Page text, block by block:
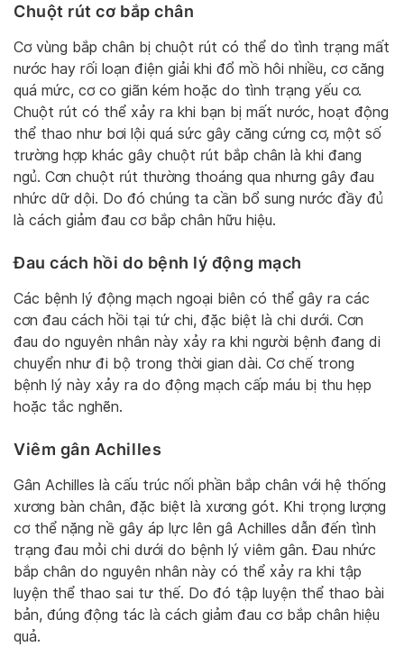
Chuột rút cơ bắp chân
Cơ vùng bắp chân bị chuột rút có thể do tình trạng mất
nước hay rối loạn điện giải khi đổ mồ hôi nhiều, cơ căng
quá mức, cơ co giãn kém hoặc do tình trạng yếu cơ.
Chuột rút có thể xảy ra khi bạn bị mất nước, hoạt động
thể thao như bơi lội quá sức gây căng cứng cơ, một số
trường hợp khác gây chuột rút bắp chân là khi đang
ngủ. Cơn chuột rút thường thoáng qua nhưng gây đau
nhức dữ dội. Do đó chúng ta cần bổ sung nước đầy đủ
là cách giảm đau cơ bắp chân hữu hiệu.
Đau cách hồi do bệnh lý động mạch
Các bệnh lý động mạch ngoại biên có thể gây ra các
cơn đau cách hồi tại tứ chi, đặc biệt là chi dưới. Cơn
đau do nguyên nhân này xảy ra khi người bệnh đang di
chuyển như đi bộ trong thời gian dài. Cơ chế trong
bệnh lý này xảy ra do động mạch cấp máu bị thu hẹp
hoặc tắc nghẽn.
Viêm gân Achilles
Gân Achilles là cấu trúc nối phần bắp chân với hệ thống
xương bàn chân, đặc biệt là xương gót. Khi trọng lượng
cơ thể nặng nề gây áp lực lên gâ Achilles dẫn đến tình
trạng đau mỏi chi dưới do bệnh lý viêm gân. Đau nhức
bắp chân do nguyên nhân này có thể xảy ra khi tập
luyện thể thao sai tư thế. Do đó tập luyện thể thao bài
bản, đúng động tác là cách giảm đau cơ bắp chân hiệu
quả.